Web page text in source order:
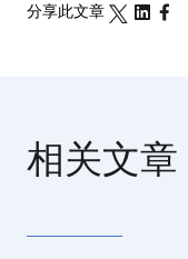
分享此文章
相关文章